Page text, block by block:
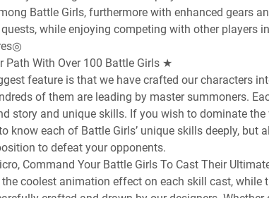
Battle Girls, furthermore with enhanced gears
while enjoying competing with other players
Path With Over 100 Battle Girls ★
feature is that we have crafted our characters
of them are leading by master summoners.
story and unique skills. If you wish to dominate
know each of Battle Girls’ unique skills deeply, but
to defeat your opponents.
Command Your Battle Girls To Cast Their
the coolest animation effect on each skill cast, while